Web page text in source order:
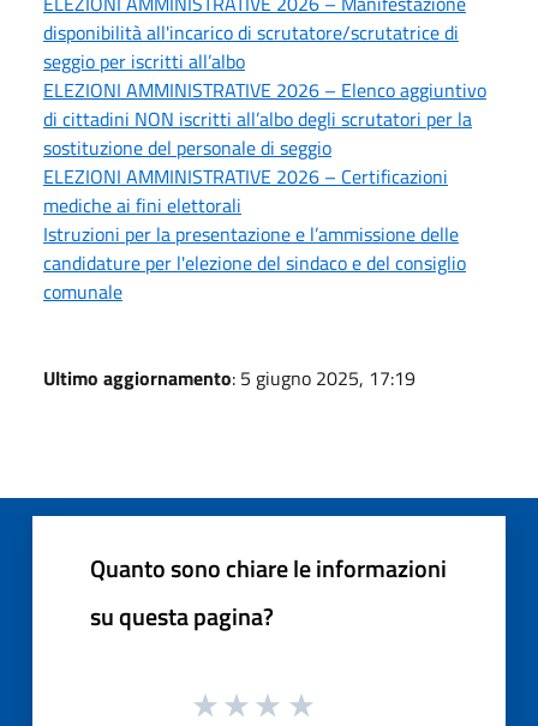
disponibilità all'incarico di scrutatore/scrutatrice di
seggio per iscritti all’albo
ELEZIONI AMMINISTRATIVE 2026 – Elenco aggiuntivo
di cittadini NON iscritti all’albo degli scrutatori per la
sostituzione del personale di seggio
ELEZIONI AMMINISTRATIVE 2026 – Certificazioni
mediche ai fini elettorali
Istruzioni per la presentazione e l’ammissione delle
candidature per l'elezione del sindaco e del consiglio
comunale
Ultimo aggiornamento: 5 giugno 2025, 17:19
Quanto sono chiare le informazioni
su questa pagina?